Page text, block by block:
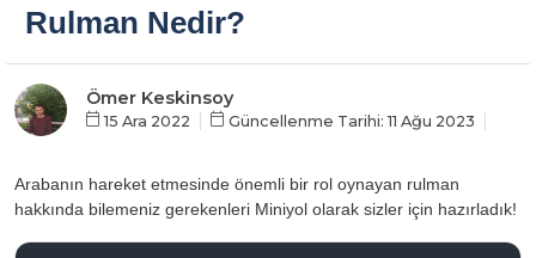
Rulman Nedir?
Ömer Keskinsoy
15 Ara 2022 Güncellenme Tarihi: 11 Ağu 2023
Arabanın hareket etmesinde önemli bir rol oynayan rulman
hakkında bilemeniz gerekenleri Miniyol olarak sizler için hazırladık!